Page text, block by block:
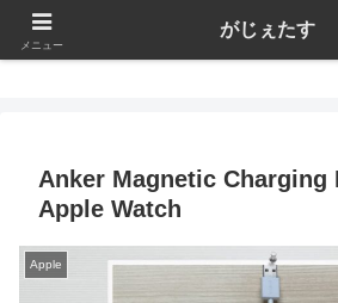
がじぇたす
Anker Magnetic Charging
Apple Watch
Apple
メニュー
がじぇたす